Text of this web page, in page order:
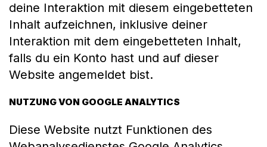
deine Interaktion mit diesem eingebetteten
Inhalt aufzeichnen, inklusive deiner
Interaktion mit dem eingebetteten Inhalt,
falls du ein Konto hast und auf dieser
Website angemeldet bist.
NUTZUNG VON GOOGLE ANALYTICS
Diese Website nutzt Funktionen des